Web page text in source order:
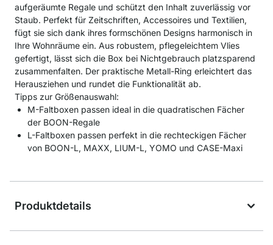
aufgeräumte Regale und schützt den Inhalt zuverlässig vor
Staub. Perfekt für Zeitschriften, Accessoires und Textilien,
fügt sie sich dank ihres formschönen Designs harmonisch in
Ihre Wohnräume ein. Aus robustem, pflegeleichtem Vlies
gefertigt, lässt sich die Box bei Nichtgebrauch platzsparend
zusammenfalten. Der praktische Metall-Ring erleichtert das
Herausziehen und rundet die Funktionalität ab.
Tipps zur Größenauswahl:
M-Faltboxen passen ideal in die quadratischen Fächer
der BOON-Regale
L-Faltboxen passen perfekt in die rechteckigen Fächer
von BOON-L, MAXX, LIUM-L, YOMO und CASE-Maxi
Produktdetails